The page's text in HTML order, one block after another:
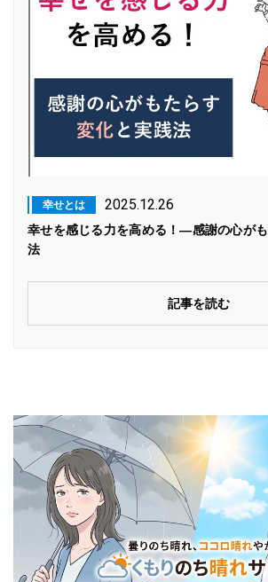
幸せとは 2025.12.26
幸せを感じる力を高める！―感謝の心が
法
記事を読む